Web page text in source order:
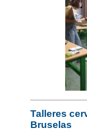
Talleres
Bruselas